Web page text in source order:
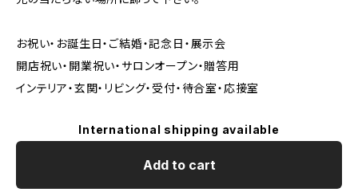
お祝い・お誕生日・ご結婚・記念日・展示会
開店祝い・開業祝い・サロンオープン・贈答用
インテリア・玄関・リビング・受付・待合室・応接室
International shipping available
Add to cart